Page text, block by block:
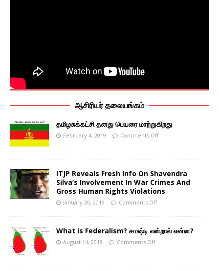
ஆசிரியர் தலையங்கம்
தமிழசுக்கட்சி தனது பெயரை மாற்றுகிறது
February 4, 2019 Comments Off
ITJP Reveals Fresh Info On Shavendra
Silva’s Involvement In War Crimes And
Gross Human Rights Violations
January 30, 2019 Comments Off
What is Federalism? சமஷ்டி என்றால் என்ன?
August 14, 2018 Comments Off